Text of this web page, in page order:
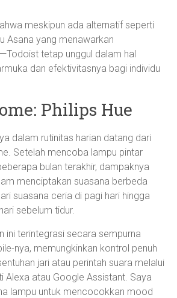
meskipun ada alternatif seperti
Asana yang menawarkan
tetap unggul dalam hal
dan efektivitasnya bagi individu
Philips Hue
dalam rutinitas harian datang dari
Setelah mencoba lampu pintar
bulan terakhir, dampaknya
menciptakan suasana berbeda
suasana ceria di pagi hari hingga
sebelum tidur.
ini terintegrasi secara sempurna
nya, memungkinkan kontrol penuh
jari atau perintah suara melalui
Alexa atau Google Assistant. Saya
lampu untuk mencocokkan mood